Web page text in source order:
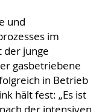
und
im
der junge
gasbetriebene
in Betrieb
hält fest: „Es ist
der intensiven